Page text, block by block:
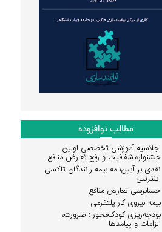
مطالب نوافزوده
اجلاسیه آموزشی تخصصی اولین
جشنواره شفافیت و رفع تعارض منافع
نقدی بر آیین‌نامه بیمه رانندگان تاکسی
اینترنتی
حسابرسی تعارض منافع
بیمه نیروی کار پلتفرمی
بودجه‌ریزی کودک‌محور : ضرورت،
الزامات و پیامدها